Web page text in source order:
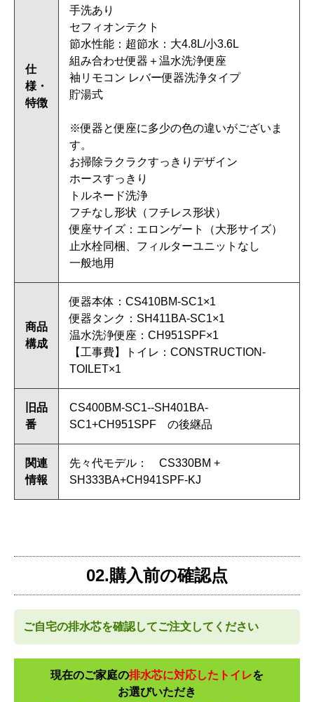
仕
様・
特徴
手洗あり
セフィオンテクト
節水性能：超節水：大4.8L/小3.6L
組み合わせ便器＋温水洗浄便座
袖リモコン レバー便器洗浄タイプ
貯湯式
※便器と便座に多少の色の違いがございま
す。
お掃除ラクラクすっきりデザイン
ホースすっきり
トルネード洗浄
フチなし形状（フチレス形状）
便座サイズ：エロンゲート（大形サイズ）
止水栓同梱、フィルターユニットなし
一般地用
商品
構成
便器本体：CS410BM-SC1×1
便器タンク：SH411BA-SC1×1
温水洗浄便座：CH951SPF×1
【工事費】トイレ：CONSTRUCTION-
TOILET×1
旧品
番
CS400BM-SC1--SH401BA-
SC1+CH951SPF の後継品
関連
情報
先々代モデル： CS330BM +
SH333BA+CH941SPF-KJ
02.購入前の確認点
ご自宅の排水芯を確認してご注文してください
現在のご家庭の排水芯に対応したトイレを
お選びいただき